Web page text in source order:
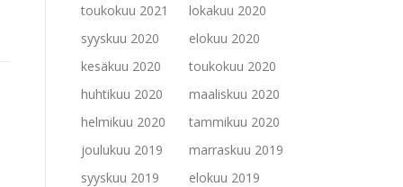
toukokuu 2021
lokakuu 2020
syyskuu 2020
elokuu 2020
kesäkuu 2020
toukokuu 2020
huhtikuu 2020
maaliskuu 2020
helmikuu 2020
tammikuu 2020
joulukuu 2019
marraskuu 2019
syyskuu 2019
elokuu 2019